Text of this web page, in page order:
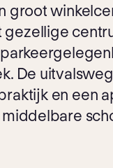
groot
gezellige
De
en een